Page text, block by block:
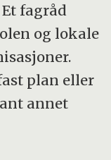
fagråd
og lokale
plan eller
annet